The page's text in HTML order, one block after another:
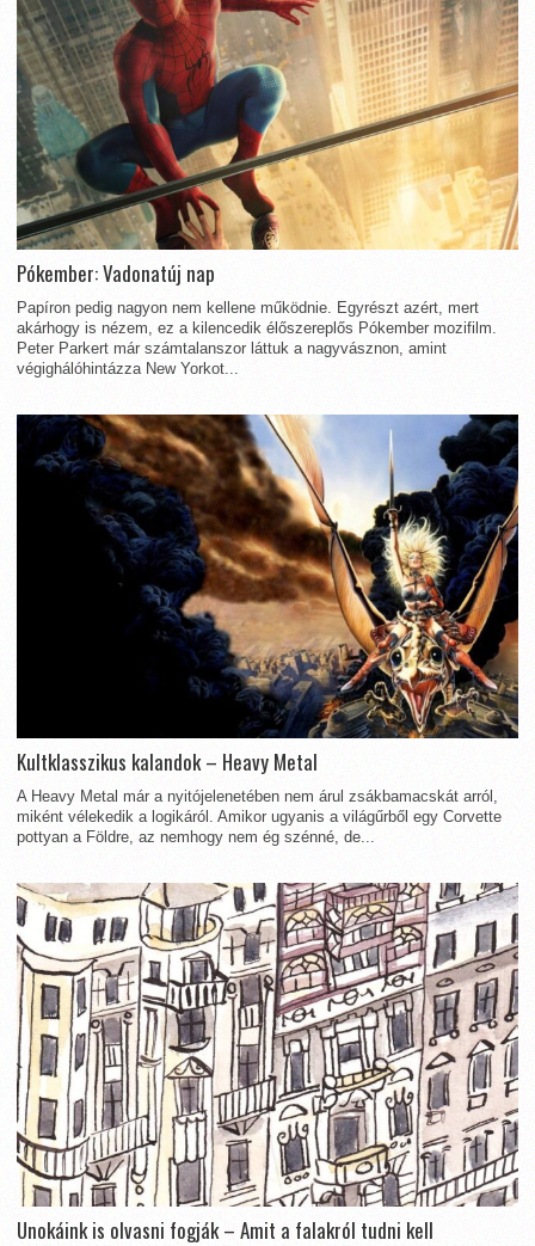
Pókember: Vadonatúj nap
Papíron pedig nagyon nem kellene működnie. Egyrészt azért, mert
akárhogy is nézem, ez a kilencedik élőszereplős Pókember mozifilm.
Peter Parkert már számtalanszor láttuk a nagyvásznon, amint
végighálóhintázza New Yorkot...
Kultklasszikus kalandok – Heavy Metal
A Heavy Metal már a nyitójelenetében nem árul zsákbamacskát arról,
miként vélekedik a logikáról. Amikor ugyanis a világűrből egy Corvette
pottyan a Földre, az nemhogy nem ég szénné, de...
Unokáink is olvasni fogják – Amit a falakról tudni kell